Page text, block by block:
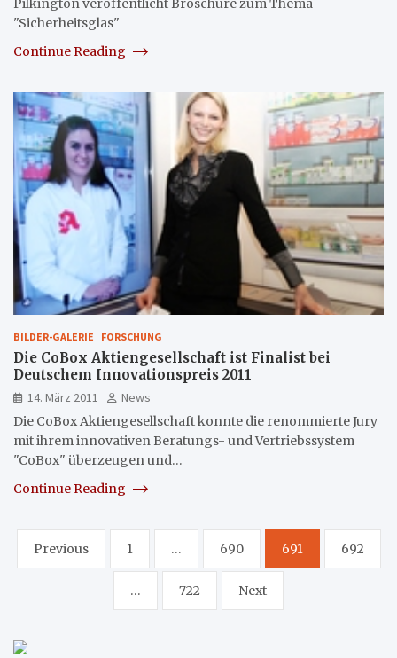
Pilkington veröffentlicht Broschüre zum Thema
"Sicherheitsglas"
Continue Reading
BILDER-GALERIE FORSCHUNG
Die CoBox Aktiengesellschaft ist Finalist bei
Deutschem Innovationspreis 2011
14. März 2011
News
Die CoBox Aktiengesellschaft konnte die renommierte Jury
mit ihrem innovativen Beratungs- und Vertriebssystem
"CoBox" überzeugen und…
Continue Reading
Seitennummerierung
der
Previous 1 … 690 691 692
… 722 Next